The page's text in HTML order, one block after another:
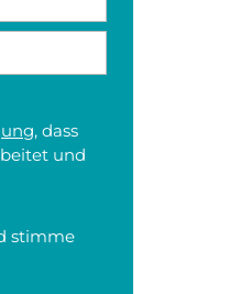
, dass
und
stimme